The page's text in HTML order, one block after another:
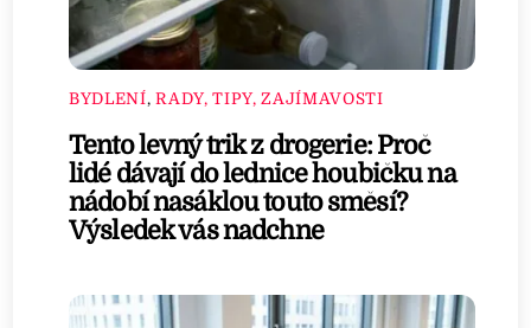
BYDLENÍ,RADY, TIPY, ZAJÍMAVOSTI
Tento levný trik z drogerie: Proč
lidé dávají do lednice houbičku na
nádobí nasáklou touto směsí?
Výsledek vás nadchne